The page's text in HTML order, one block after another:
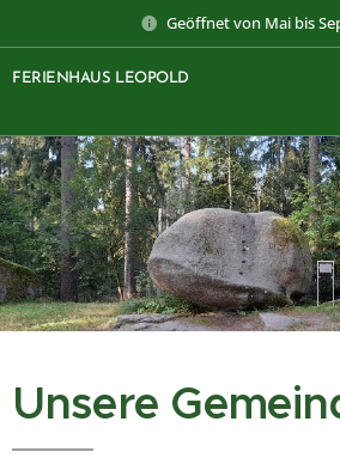
Geöffnet von Mai bis
FERIENHAUS LEOPOLD
Unsere